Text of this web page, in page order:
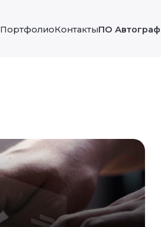
ПортфолиоКонтактыПО Автограф